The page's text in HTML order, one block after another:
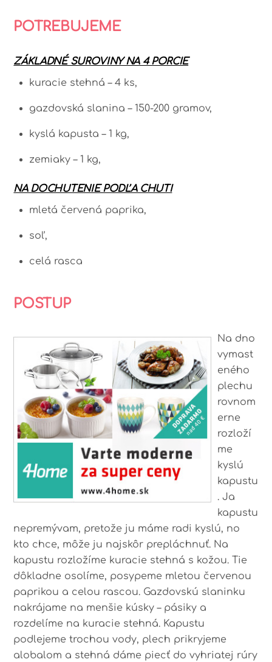
k
POTREBUJEME
ZÁKLADNÉ SUROVINY NA 4 PORCIE
kuracie stehná – 4 ks,
gazdovská slanina – 150-200 gramov,
kyslá kapusta – 1 kg,
zemiaky – 1 kg,
NA DOCHUTENIE PODĽA CHUTI
mletá červená paprika,
soľ,
celá rasca
POSTUP
Na dno
vymast
eného
plechu
rovnom
erne
rozloží
me
kyslú
kapustu
. Ja
kapustu
nepremývam, pretože ju máme radi kyslú, no
kto chce, môže ju najskôr prepláchnuť. Na
kapustu rozložíme kuracie stehná s kožou. Tie
dôkladne osolíme, posypeme mletou červenou
paprikou a celou rascou. Gazdovskú slaninku
nakrájame na menšie kúsky – pásiky a
rozdelíme na kuracie stehná. Kapustu
podlejeme trochou vody, plech prikryjeme
alobalom a stehná dáme piecť do vyhriatej rúry